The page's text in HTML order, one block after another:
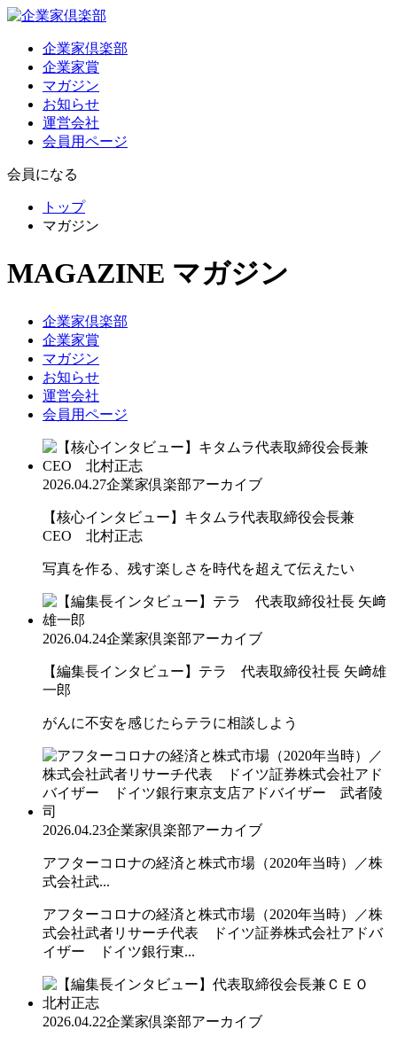
企業家倶楽部
企業家賞
マガジン
お知らせ
運営会社
会員用ページ
会員になる
トップ
マガジン
MAGAZINE マガジン
企業家倶楽部
企業家賞
マガジン
お知らせ
運営会社
会員用ページ
2026.04.27企業家倶楽部アーカイブ
【核心インタビュー】キタムラ代表取締役会長兼
CEO 北村正志
写真を作る、残す楽しさを時代を超えて伝えたい
2026.04.24企業家倶楽部アーカイブ
【編集長インタビュー】テラ 代表取締役社長 矢﨑雄
一郎
がんに不安を感じたらテラに相談しよう
2026.04.23企業家倶楽部アーカイブ
アフターコロナの経済と株式市場（2020年当時）／株
式会社武...
アフターコロナの経済と株式市場（2020年当時）／株
式会社武者リサーチ代表 ドイツ証券株式会社アドバ
イザー ドイツ銀行東...
2026.04.22企業家倶楽部アーカイブ